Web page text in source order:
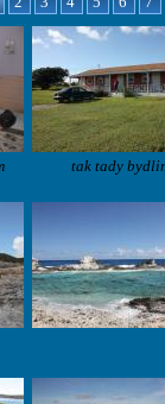
tak tady